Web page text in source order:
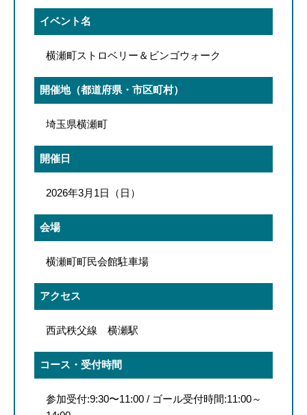
イベント名
横瀬町ストロベリー＆ビンゴウォーク
開催地（都道府県・市区町村）
埼玉県横瀬町
開催日
2026年3月1日（日）
会場
横瀬町町民会館駐車場
アクセス
西武秩父線 横瀬駅
コース・受付時間
参加受付:9:30〜11:00 / ゴール受付時間:11:00～